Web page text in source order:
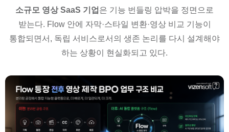
소규모 영상 SaaS 기업 은 기능 번들링 압박을 정면으로
받는다. Flow 안에 자막·스타일 변환·영상 비교 기능이
통합되면서, 독립 서비스로서의 생존 논리를 다시 설계해야
하는 상황이 현실화되고 있다.